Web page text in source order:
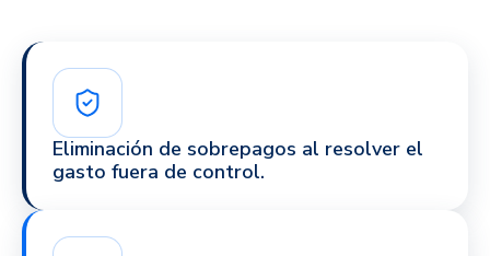
Eliminación de sobrepagos al resolver el
gasto fuera de control.